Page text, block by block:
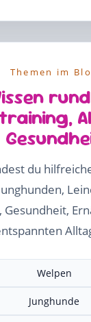
Themen im
du
Gesundheit,
Welpen
Junghunde